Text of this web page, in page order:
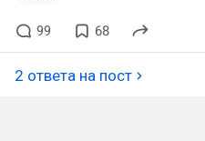
99 68
2 ответа на пост